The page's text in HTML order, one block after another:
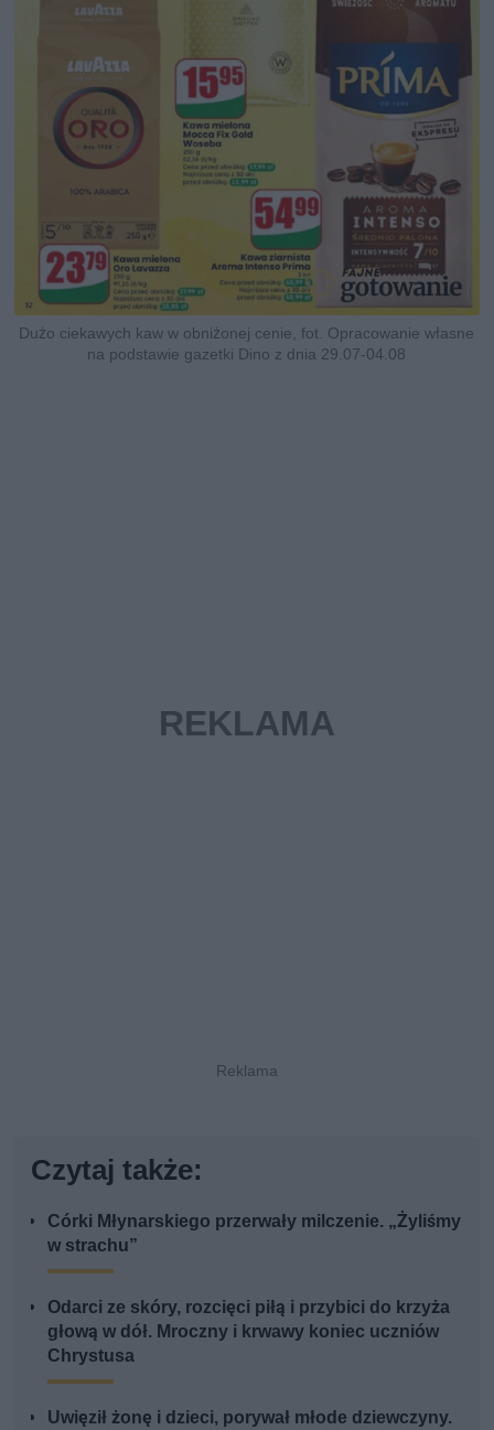
Dużo ciekawych kaw w obniżonej cenie, fot. Opracowanie własne
na podstawie gazetki Dino z dnia 29.07-04.08
Czytaj także:
Córki Młynarskiego przerwały milczenie. „Żyliśmy
w strachu”
Odarci ze skóry, rozcięci piłą i przybici do krzyża
głową w dół. Mroczny i krwawy koniec uczniów
Chrystusa
Uwięził żonę i dzieci, porywał młode dziewczyny.